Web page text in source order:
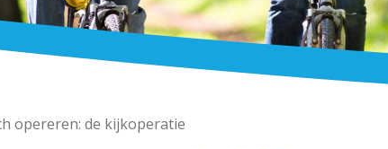
opereren: de kijkoperatie